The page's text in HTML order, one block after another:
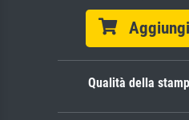
Aggiungi
Qualità della